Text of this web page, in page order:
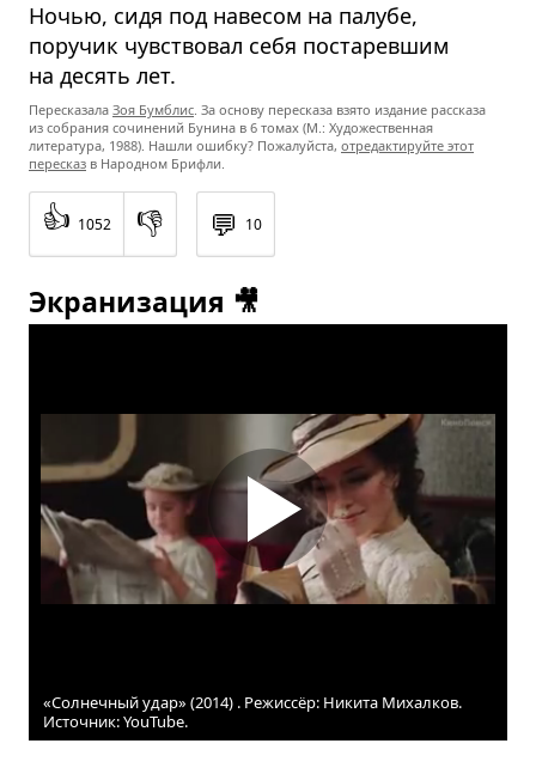
Ночью, сидя под навесом на палубе,
поручик чувствовал себя постаревшим
на десять лет.
Пересказала Зоя Бумблис. За основу пересказа взято издание рассказа
из собрания сочинений Бунина в 6 томах (М.: Художественная
литература, 1988). Нашли ошибку? Пожалуйста, отредактируйте этот
пересказ в Народном Брифли.
👍 1052 👎 💬 10
Экранизация 🎥
«Солнечный удар» (2014) . Режиссёр: Никита Михалков.
Источник: YouTube.